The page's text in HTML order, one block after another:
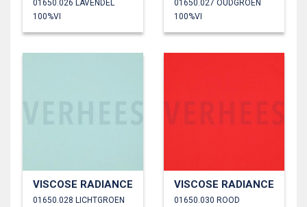
01650.026 LAVENDEL
100%VI
01650.027 OUDGROEN
100%VI
VISCOSE RADIANCE
01650.028 LICHTGROEN
VISCOSE RADIANCE
01650.030 ROOD